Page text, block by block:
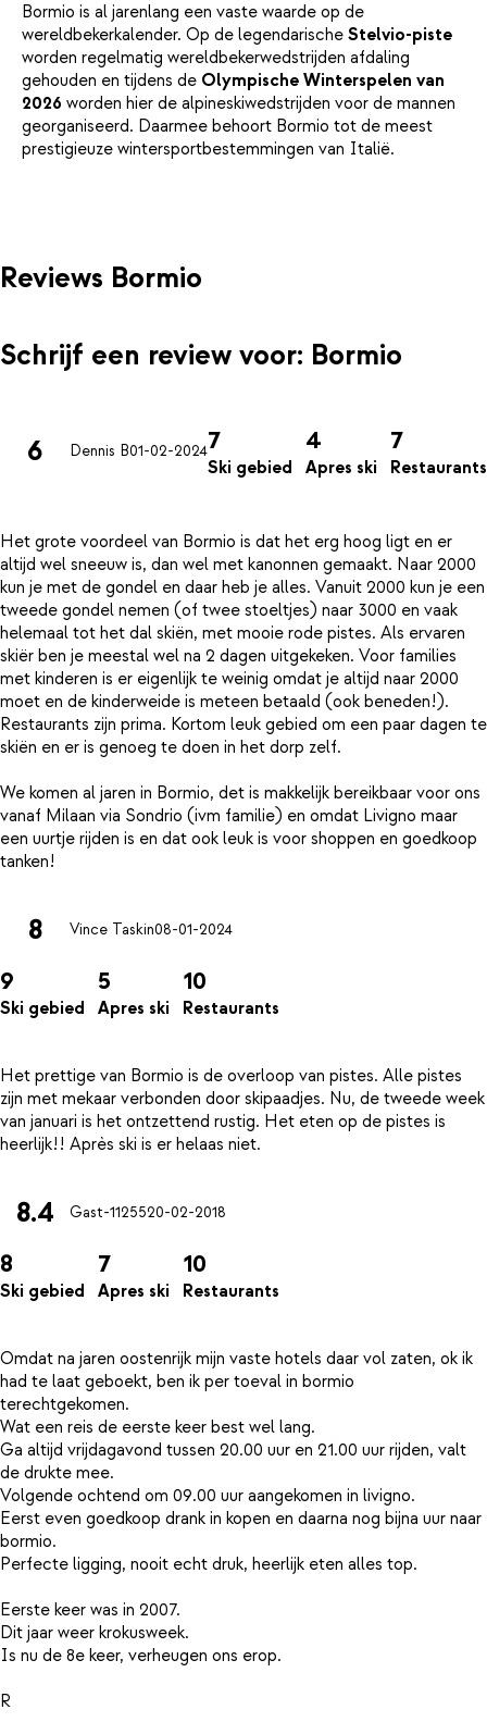
Bormio is al jarenlang een vaste waarde op de
wereldbekerkalender. Op de legendarische Stelvio-piste
worden regelmatig wereldbekerwedstrijden afdaling
gehouden en tijdens de Olympische Winterspelen van
2026 worden hier de alpineskiwedstrijden voor de mannen
georganiseerd. Daarmee behoort Bormio tot de meest
prestigieuze wintersportbestemmingen van Italië.
Reviews Bormio
Schrijf een review voor: Bormio
6 Dennis B01-02-20247
Ski gebied
4
Apres ski
7
Restaurants
Het grote voordeel van Bormio is dat het erg hoog ligt en er
altijd wel sneeuw is, dan wel met kanonnen gemaakt. Naar 2000
kun je met de gondel en daar heb je alles. Vanuit 2000 kun je een
tweede gondel nemen (of twee stoeltjes) naar 3000 en vaak
helemaal tot het dal skiën, met mooie rode pistes. Als ervaren
skiër ben je meestal wel na 2 dagen uitgekeken. Voor families
met kinderen is er eigenlijk te weinig omdat je altijd naar 2000
moet en de kinderweide is meteen betaald (ook beneden!).
Restaurants zijn prima. Kortom leuk gebied om een paar dagen te
skiën en er is genoeg te doen in het dorp zelf.
We komen al jaren in Bormio, det is makkelijk bereikbaar voor ons
vanaf Milaan via Sondrio (ivm familie) en omdat Livigno maar
een uurtje rijden is en dat ook leuk is voor shoppen en goedkoop
8 Vince Taskin08-01-2024
9
Ski gebied
5
Apres ski
10
Restaurants
Het prettige van Bormio is de overloop van pistes. Alle pistes
zijn met mekaar verbonden door skipaadjes. Nu, de tweede week
van januari is het ontzettend rustig. Het eten op de pistes is
8.4 Gast-1125520-02-2018
8
Ski gebied
7
Apres ski
10
Restaurants
Omdat na jaren oostenrijk mijn vaste hotels daar vol zaten, ok ik
had te laat geboekt, ben ik per toeval in bormio
terechtgekomen.
Wat een reis de eerste keer best wel lang.
Ga altijd vrijdagavond tussen 20.00 uur en 21.00 uur rijden, valt
de drukte mee.
Volgende ochtend om 09.00 uur aangekomen in livigno.
Eerst even goedkoop drank in kopen en daarna nog bijna uur naar
bormio.
Perfecte ligging, nooit echt druk, heerlijk eten alles top.
Eerste keer was in 2007.
Dit jaar weer krokusweek.
Is nu de 8e keer, verheugen ons erop.